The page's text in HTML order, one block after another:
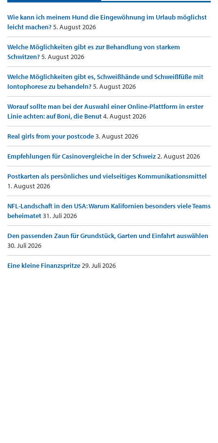
Wie kann ich meinem Hund die Eingewöhnung im Urlaub möglichst
leicht machen?5. August 2026
Welche Möglichkeiten gibt es zur Behandlung von starkem
Schwitzen?5. August 2026
Welche Möglichkeiten gibt es, Schweißhände und Schweißfüße mit
Iontophorese zu behandeln?5. August 2026
Worauf sollte man bei der Auswahl einer Online-Plattform in erster
Linie achten: auf Boni, die Benut4. August 2026
Real girls from your postcode3. August 2026
Empfehlungen für Casinovergleiche in der Schweiz2. August 2026
Postkarten als persönliches und vielseitiges Kommunikationsmittel
1. August 2026
NFL-Landschaft in den USA: Warum Kalifornien besonders viele Teams
beheimatet31. Juli 2026
Den passenden Zaun für Grundstück, Garten und Einfahrt auswählen
30. Juli 2026
Eine kleine Finanzspritze29. Juli 2026